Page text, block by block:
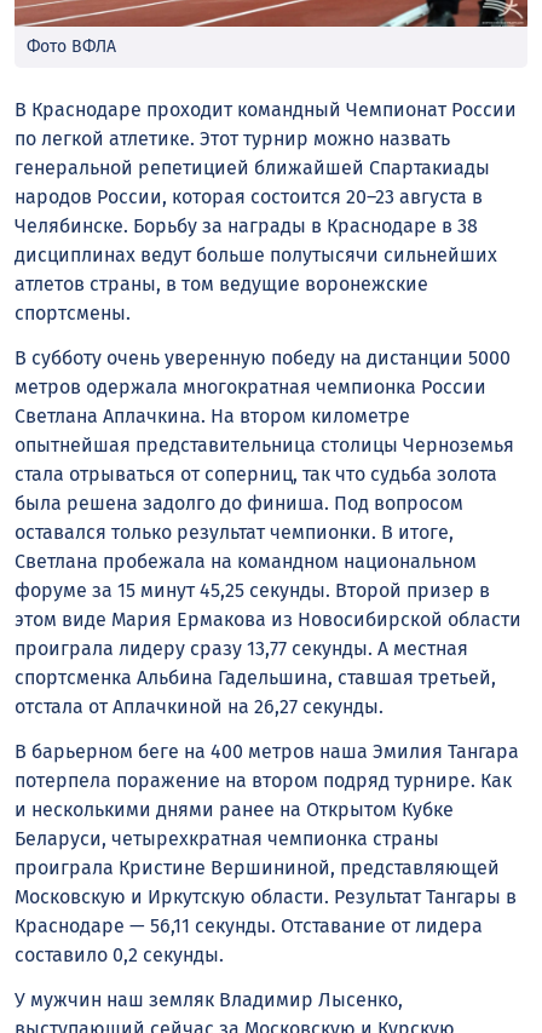
Фото ВФЛА
В Краснодаре проходит командный Чемпионат России
по легкой атлетике. Этот турнир можно назвать
генеральной репетицией ближайшей Спартакиады
народов России, которая состоится 20–23 августа в
Челябинске. Борьбу за награды в Краснодаре в 38
дисциплинах ведут больше полутысячи сильнейших
атлетов страны, в том ведущие воронежские
спортсмены.
В субботу очень уверенную победу на дистанции 5000
метров одержала многократная чемпионка России
Светлана Аплачкина. На втором километре
опытнейшая представительница столицы Черноземья
стала отрываться от соперниц, так что судьба золота
была решена задолго до финиша. Под вопросом
оставался только результат чемпионки. В итоге,
Светлана пробежала на командном национальном
форуме за 15 минут 45,25 секунды. Второй призер в
этом виде Мария Ермакова из Новосибирской области
проиграла лидеру сразу 13,77 секунды. А местная
спортсменка Альбина Гадельшина, ставшая третьей,
отстала от Аплачкиной на 26,27 секунды.
В барьерном беге на 400 метров наша Эмилия Тангара
потерпела поражение на втором подряд турнире. Как
и несколькими днями ранее на Открытом Кубке
Беларуси, четырехкратная чемпионка страны
проиграла Кристине Вершининой, представляющей
Московскую и Иркутскую области. Результат Тангары в
Краснодаре — 56,11 секунды. Отставание от лидера
составило 0,2 секунды.
У мужчин наш земляк Владимир Лысенко,
выступающий сейчас за Московскую и Курскую